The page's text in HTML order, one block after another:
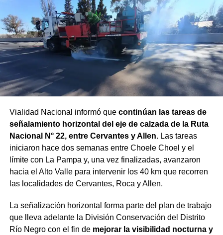
Vialidad Nacional informó que continúan las tareas de
señalamiento horizontal del eje de calzada de la Ruta
Nacional N° 22, entre Cervantes y Allen. Las tareas
iniciaron hace dos semanas entre Choele Choel y el
límite con La Pampa y, una vez finalizadas, avanzaron
hacia el Alto Valle para intervenir los 40 km que recorren
las localidades de Cervantes, Roca y Allen.
La señalización horizontal forma parte del plan de trabajo
que lleva adelante la División Conservación del Distrito
Río Negro con el fin de mejorar la visibilidad nocturna y